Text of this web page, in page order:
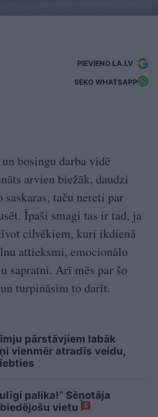
PIEVIENO LA.LV
SEKO WHATSAPP
bosingu darba vidē
arvien biežāk, daudzi
taču nereti par
Īpaši smagi tas ir tad, ja
cilvēkiem, kuri ikdienā
attieksmi, emocionālo
sapratni. Arī mēs par šo
turpināsim to darīt.
pārstāvjiem labāk
vienmēr atradīs veidu,
palika!” Sēņotāja
vietu
5